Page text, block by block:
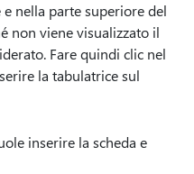
nella parte superiore del
non viene visualizzato il
Fare quindi clic nel
la tabulatrice sul
inserire la scheda e